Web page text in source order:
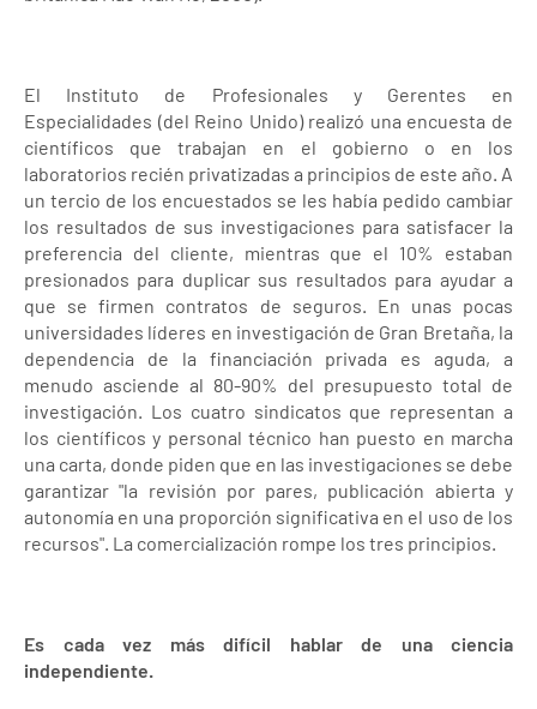
El Instituto de Profesionales y Gerentes en
Especialidades (del Reino Unido) realizó una encuesta de
científicos que trabajan en el gobierno o en los
laboratorios recién privatizadas a principios de este año. A
un tercio de los encuestados se les había pedido cambiar
los resultados de sus investigaciones para satisfacer la
preferencia del cliente, mientras que el 10% estaban
presionados para duplicar sus resultados para ayudar a
que se firmen contratos de seguros. En unas pocas
universidades líderes en investigación de Gran Bretaña, la
dependencia de la financiación privada es aguda, a
menudo asciende al 80-90% del presupuesto total de
investigación. Los cuatro sindicatos que representan a
los científicos y personal técnico han puesto en marcha
una carta, donde piden que en las investigaciones se debe
garantizar "la revisión por pares, publicación abierta y
autonomía en una proporción significativa en el uso de los
recursos". La comercialización rompe los tres principios.
Es cada vez más difícil hablar de una ciencia
independiente.